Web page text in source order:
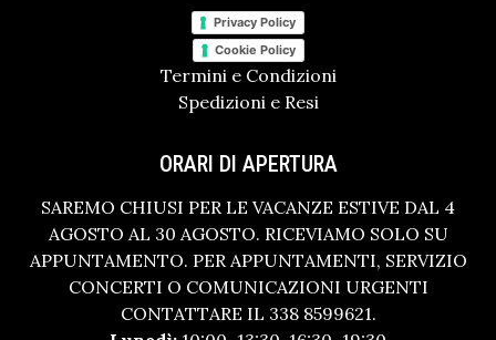
Privacy Policy
Cookie Policy
Termini e Condizioni
Spedizioni e Resi
ORARI DI APERTURA
SAREMO CHIUSI PER LE VACANZE ESTIVE DAL 4
AGOSTO AL 30 AGOSTO. RICEVIAMO SOLO SU
APPUNTAMENTO. PER APPUNTAMENTI, SERVIZIO
CONCERTI O COMUNICAZIONI URGENTI
CONTATTARE IL 338 8599621.